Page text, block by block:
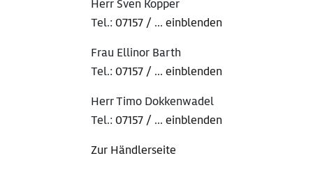
Herr Sven Kopper
Tel.: 07157 / ... einblenden
Frau Ellinor Barth
Tel.: 07157 / ... einblenden
Herr Timo Dokkenwadel
Tel.: 07157 / ... einblenden
Zur Händlerseite